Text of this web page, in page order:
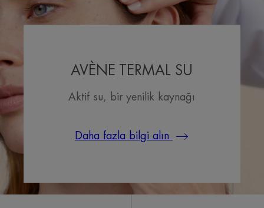
AVÈNE TERMAL SU
Aktif su, bir yenilik kaynağı
Daha fazla bilgi alın